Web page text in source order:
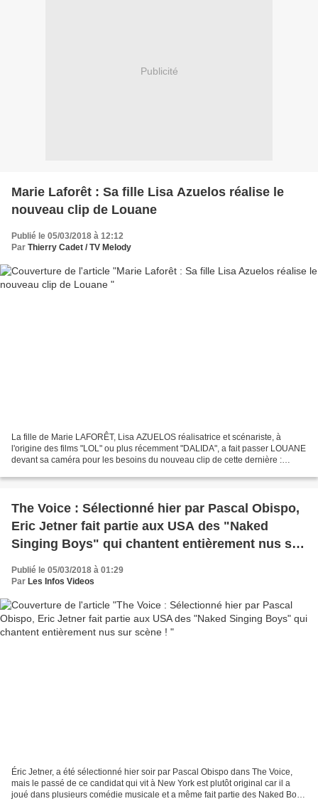
Publicité
Marie Laforêt : Sa fille Lisa Azuelos réalise le
nouveau clip de Louane
Publié le 05/03/2018 à 12:12
Par Thierry Cadet / TV Melody
La fille de Marie LAFORÊT, Lisa AZUELOS réalisatrice et scénariste, à
l'origine des films "LOL" ou plus récemment "DALIDA", a fait passer LOUANE
devant sa caméra pour les besoins du nouveau clip de cette dernière :
The Voice : Sélectionné hier par Pascal Obispo,
Eric Jetner fait partie aux USA des "Naked
Singing Boys" qui chantent entièrement nus sur
scène !
Publié le 05/03/2018 à 01:29
Par Les Infos Videos
Éric Jetner, a été sélectionné hier soir par Pascal Obispo dans The Voice,
mais le passé de ce candidat qui vit à New York est plutôt original car il a
joué dans plusieurs comédie musicale et a même fait partie des Naked Boys